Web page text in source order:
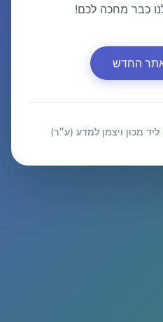
כבר מחכה לכם!
החדש
ליד מכון ויצמן למדע (ע״ר)